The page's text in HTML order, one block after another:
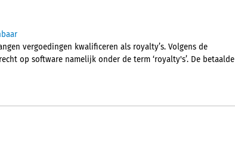
vergoedingen kwalificeren als royalty’s. Volgens de
op software namelijk onder de term ‘royalty's’. De betaalde